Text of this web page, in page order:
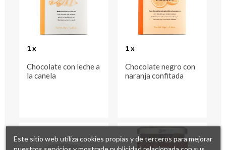
1 x
Chocolate con leche a
la canela
1 x
Chocolate negro con
naranja confitada
Este sitio web utiliza cookies propias y de terceros para mejorar